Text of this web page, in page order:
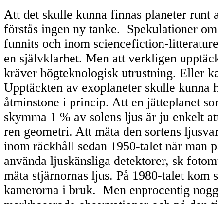
Att det skulle kunna finnas planeter runt
förstås ingen ny tanke. Spekulationer
funnits och inom sciencefiction-
en självklarhet. Men att verkligen
kräver högteknologisk utrustning. Eller
Upptäckten av exoplaneter skulle kunna
åtminstone i princip. Att en jätteplanet
skymma 1 % av solens ljus är ju enkelt
ren geometri. Att mäta den sortens
inom räckhåll sedan 1950-talet när man
använda ljuskänsliga detektorer, sk
mäta stjärnornas ljus. På 1980-talet kom
kamerorna i bruk. Men enprocentig